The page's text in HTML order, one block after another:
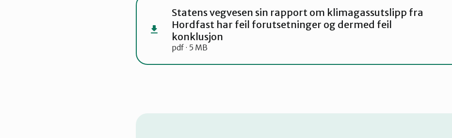
Statens vegvesen sin rapport om klimagassutslipp fra
Hordfast har feil forutsetninger og dermed feil
konklusjon
pdf · 5 MB